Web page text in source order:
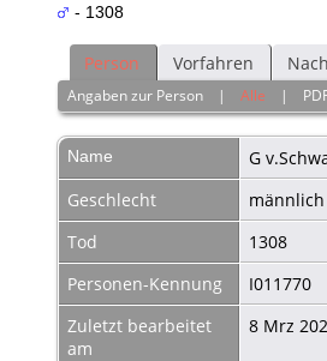
- 1308
Person Vorfahren
Angaben zur Person |Alle |
Name G
Geschlecht
männlich
Tod
1308
Personen-Kennung
I011770
Zuletzt bearbeitet
am
8 Mrz